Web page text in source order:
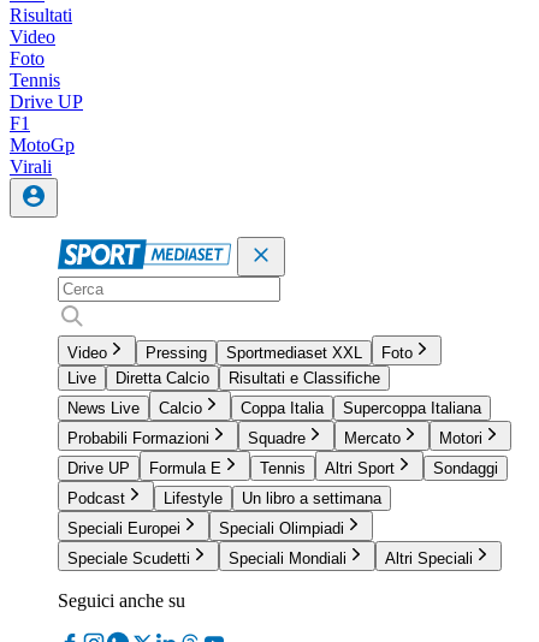
Risultati
Video
Foto
Tennis
Drive UP
F1
MotoGp
Virali
Video Pressing Sportmediaset XXL
Foto
Live
Diretta Calcio
Risultati e Classifiche
News Live
Calcio Coppa Italia
Supercoppa Italiana
Probabili Formazioni
Squadre Mercato
Motori
Drive UP
Formula E Tennis Altri Sport
Sondaggi
Podcast
Lifestyle
Un libro a settimana
Speciali Europei
Speciali Olimpiadi
Speciale Scudetti
Speciali Mondiali Altri Speciali
Seguici anche su